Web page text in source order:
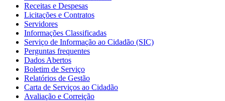
Receitas e Despesas
Licitações e Contratos
Servidores
Informações Classificadas
Serviço de Informação ao Cidadão (SIC)
Perguntas frequentes
Dados Abertos
Boletim de Serviço
Relatórios de Gestão
Carta de Serviços ao Cidadão
Avaliação e Correição